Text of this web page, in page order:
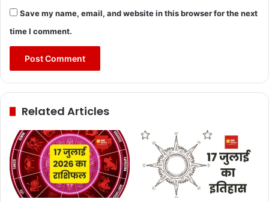
Save my name, email, and website in this browser for the next
time I comment.
Related Articles